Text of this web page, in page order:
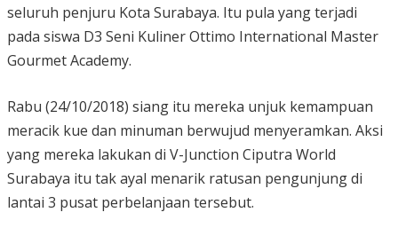
seluruh penjuru Kota Surabaya. Itu pula yang terjadi
pada siswa D3 Seni Kuliner Ottimo International Master
Gourmet Academy.
Rabu (24/10/2018) siang itu mereka unjuk kemampuan
meracik kue dan minuman berwujud menyeramkan. Aksi
yang mereka lakukan di V-Junction Ciputra World
Surabaya itu tak ayal menarik ratusan pengunjung di
lantai 3 pusat perbelanjaan tersebut.